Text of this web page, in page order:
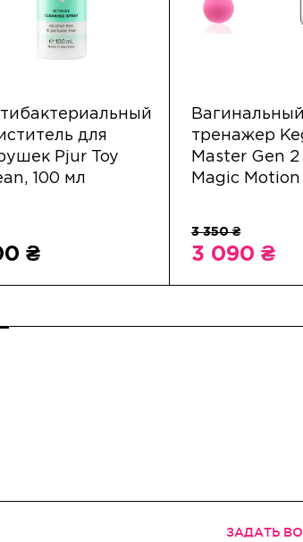
для
Pjur Toy
100 мл
₴
Вагинальный
тренажер
Master Gen 2
Magic Motion
3 090 ₴
ЗАДАТЬ